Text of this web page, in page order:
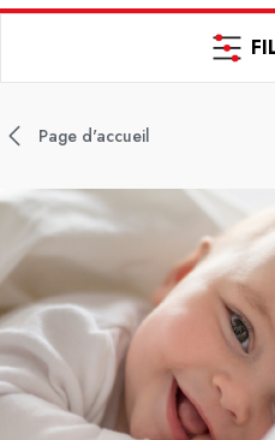
Page d'accueil